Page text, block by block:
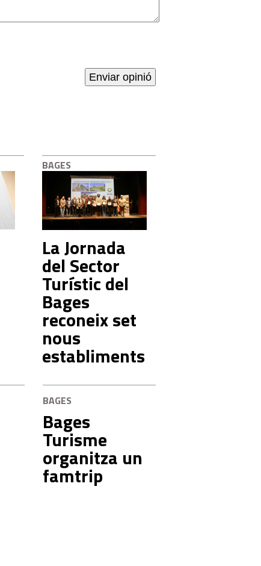
BAGES
La Jornada
del Sector
Turístic del
Bages
reconeix set
nous
establiments
BAGES
Bages
Turisme
organitza un
famtrip